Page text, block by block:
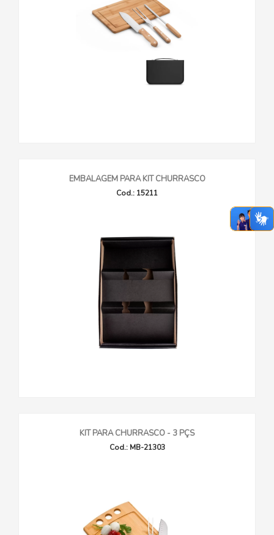
EMBALAGEM PARA KIT CHURRASCO
Cod.: 15211
KIT PARA CHURRASCO - 3 PÇS
Cod.: MB-21303